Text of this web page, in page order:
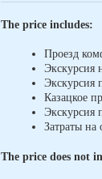
The price includes:
Проезд
Экскурсия
Экскурсия
Казацкое
Экскурсия
Затраты на
The price does not